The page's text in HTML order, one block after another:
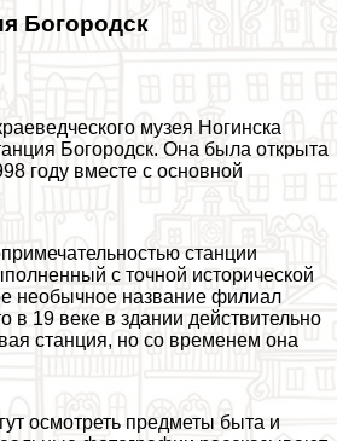
Богородск
музея Ногинска
Богородск. Она была открыта
году вместе с основной
станции
с точной исторической
необычное название филиал
в 19 веке в здании действительно
станция, но со временем она
осмотреть предметы быта и